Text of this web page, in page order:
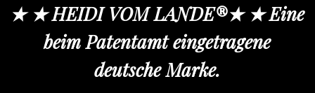
★ ★ HEIDI VOM LANDE®★ ★ Eine
beim Patentamt eingetragene
deutsche Marke.